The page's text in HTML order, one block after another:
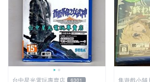
台中星光電玩專賣店 6301 隼遊戲小舖